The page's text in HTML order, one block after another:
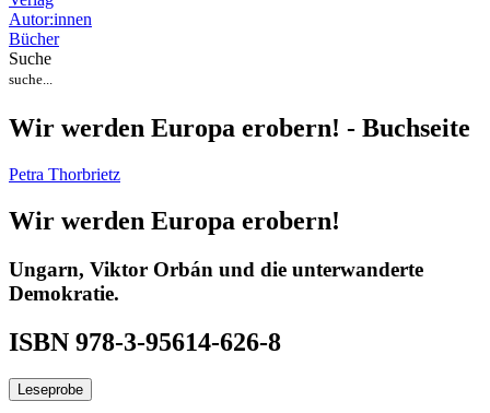
Autor:innen
Bücher
Suche
Wir werden Europa erobern! - Buchseite
Petra Thorbrietz
Wir werden Europa erobern!
Ungarn, Viktor Orbán und die unterwanderte
Demokratie.
ISBN 978-3-95614-626-8
Leseprobe